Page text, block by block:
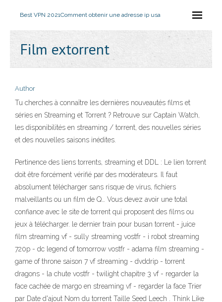
Best VPN 2021Comment obtenir une adresse ip usa
Film extorrent
Author
Tu cherches à connaître les dernières nouveautés films et
séries en Streaming et Torrent ? Retrouve sur Captain Watch,
les disponibilités en streaming / torrent, des nouvelles séries
et des nouvelles saisons inédites.
Pertinence des liens torrents, streaming et DDL : Le lien torrent
doit être forcément vérifié par des modérateurs. Il faut
absolument télécharger sans risque de virus, fichiers
malveillants ou un film de Q… Vous devez avoir une total
confiance avec le site de torrent qui proposent des films ou
jeux à télécharger. le dernier train pour busan torrent - juice
film streaming vf - sully streaming vostfr - i robot streaming
720p - dc legend of tomorrow vostfr - adama film streaming -
game of throne saison 7 vf streaming - dvddrip - torrent
dragons - la chute vostfr - twilight chapitre 3 vf - regarder la
face cachée de margo en streaming vf - regarder la face Trier
par Date d'ajout Nom du torrent Taille Seed Leech . Think Like